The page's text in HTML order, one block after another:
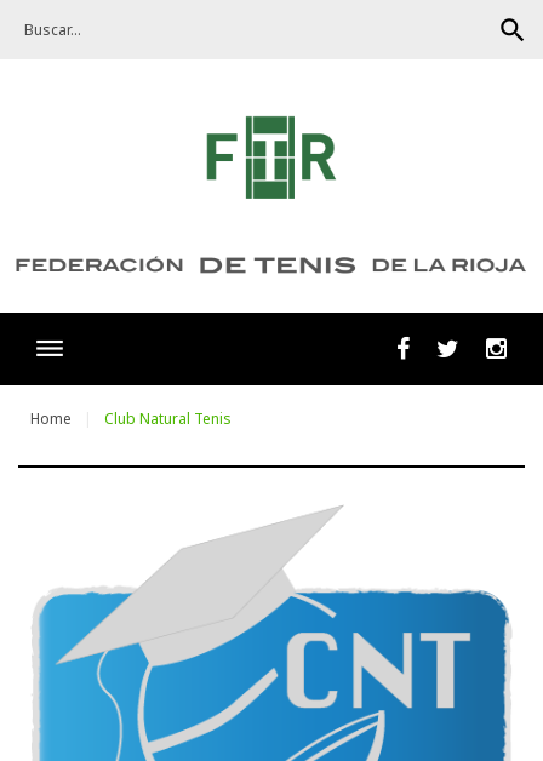
search
FacebookTwitter
Home Club Natural Tenis
Tenis